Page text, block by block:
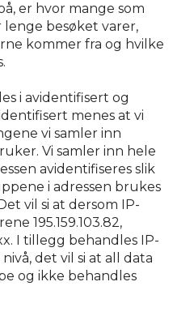
er hvor mange som
lenge besøket varer,
kommer fra og hvilke
i avidentifisert og
menes at vi
vi samler inn
Vi samler inn hele
avidentifiseres slik
i adressen brukes
vil si at dersom IP-
195.159.103.82,
I tillegg behandles IP-
det vil si at all data
og ikke behandles